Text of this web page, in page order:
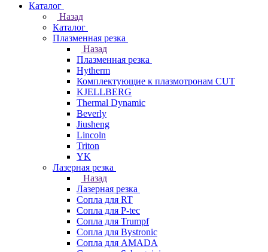
Каталог
Назад
Каталог
Плазменная резка
Назад
Плазменная резка
Hytherm
Комплектующие к плазмотронам CUT
KJELLBERG
Thermal Dynamic
Beverly
Jiusheng
Lincoln
Triton
YK
Лазерная резка
Назад
Лазерная резка
Сопла для RT
Сопла для P-tec
Сопла для Trumpf
Сопла для Bystronic
Сопла для AMADA